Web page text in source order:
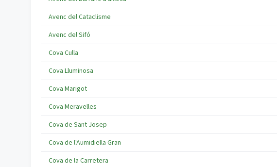
Avenc del Cataclisme
Avenc del Sifó
Cova Culla
Cova Lluminosa
Cova Marigot
Cova Meravelles
Cova de Sant Josep
Cova de l'Aumidiella Gran
Cova de la Carretera